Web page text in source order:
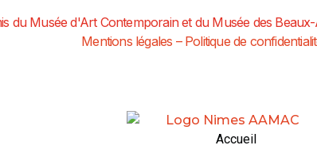
du Musée d'Art Contemporain et du Musée des
Mentions légales – Politique de
Accueil